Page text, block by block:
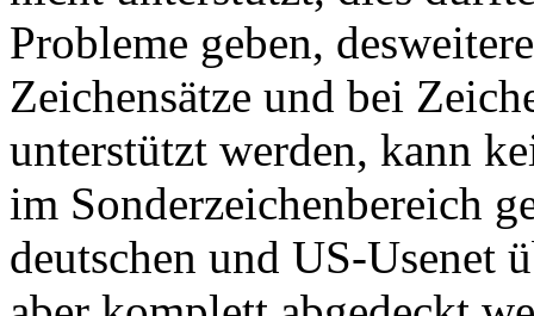
Probleme geben,
Zeichensätze und bei
unterstützt werden, kann
im Sonderzeichenbereich
deutschen und US-Usenet